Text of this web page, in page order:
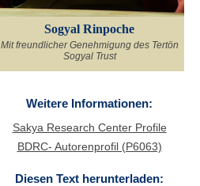
Sogyal Rinpoche
Mit freundlicher Genehmigung des Tertön
Sogyal Trust
Weitere Informationen:
Sakya Research Center Profile
BDRC- Autorenprofil (P6063)
Diesen Text herunterladen: